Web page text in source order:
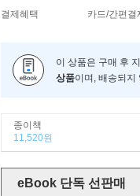
결제혜택 카드/간편결
이 상품은 구매 후
상품이며, 배송되지
종이책
11,520원
eBook 단독 선판매